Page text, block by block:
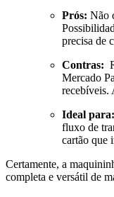
Prós: Não
precisa de
Contras:
Mercado
recebíveis.
Ideal para:
fluxo de
cartão que
Certamente, a
completa e versátil de